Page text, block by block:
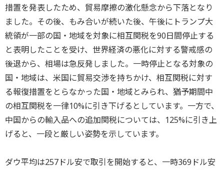
措置を発表したため、貿易摩擦の激化懸念から下落となり
ました。その後、もみ合いが続いた後、午後にトランプ大
統領が一部の国・地域を対象に相互関税を90日間停止する
と表明したことを受け、世界経済の悪化に対する警戒感の
後退から、相場は急反発しました。一時停止となる対象の
国・地域は、米国に貿易交渉を持ちかけ、相互関税に対す
る報復措置をとらなかった国・地域とみられ、猶予期間中
の相互関税を一律10%に引き下げるとしています。一方で、
中国からの輸入品への追加関税については、125%に引き上
げると、一段と厳しい姿勢を示しています。
ダウ平均は257ドル安で取引を開始すると、一時369ドル安